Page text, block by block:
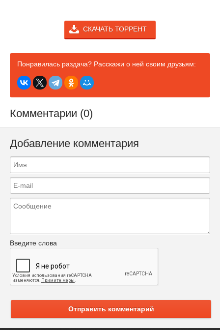
СКАЧАТЬ ТОРРЕНТ
Понравилась раздача? Расскажи о ней своим друзьям:
Комментарии (0)
Добавление комментария
Введите слова
Отправить комментарий